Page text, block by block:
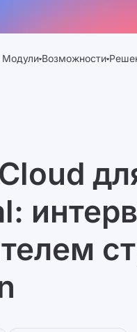
Модули Возможности